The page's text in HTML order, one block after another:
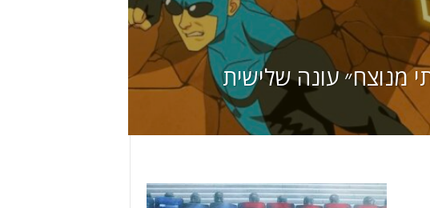
מנוצח״ עונה שלישית